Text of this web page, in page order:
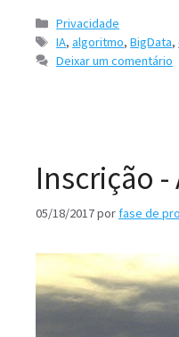
Categorias
Privacidade
Etiquetas
IA,algoritmo,BigData,
Deixar um comentário
Inscrição
05/18/2017porfase de